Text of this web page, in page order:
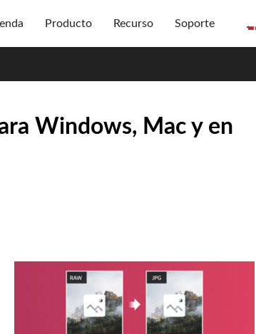
Producto Recurso Soporte
Windows, Mac y en